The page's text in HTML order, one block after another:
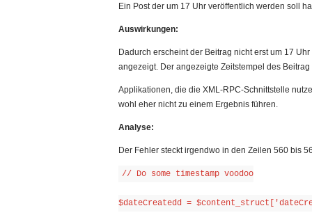
Ein Post der um 17 Uhr veröffentlich werden soll
Auswirkungen:
Dadurch erscheint der Beitrag nicht erst um 17
angezeigt. Der angezeigte Zeitstempel des
Applikationen, die die XML-RPC-Schnittstelle
wohl eher nicht zu einem Ergebnis führen.
Analyse:
Der Fehler steckt irgendwo in den Zeilen 560 bis
// Do some timestamp voodoo
$dateCreatedd =